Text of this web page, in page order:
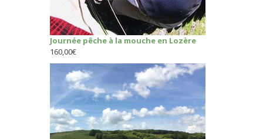
Journée pêche à la mouche en Lozère
160,00€